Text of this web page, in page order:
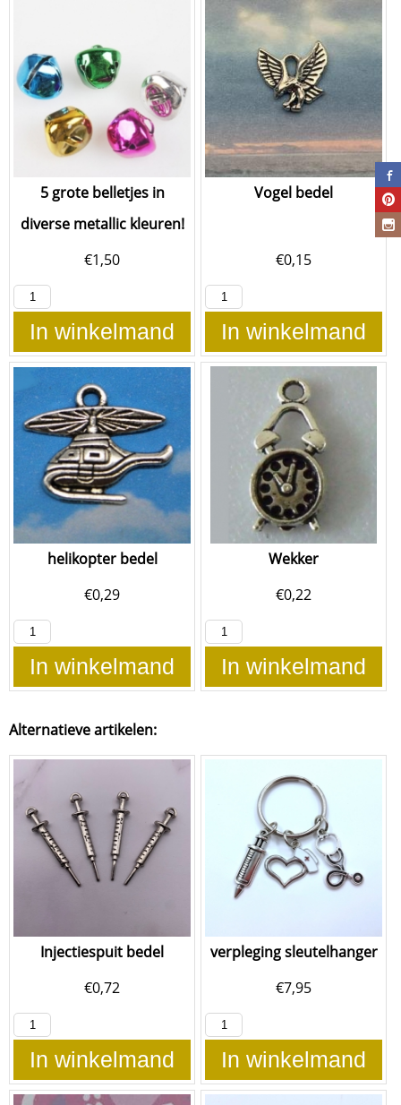
5 grote belletjes in
diverse metallic kleuren!
€1,50
In winkelmand
Vogel bedel
€0,15
In winkelmand
helikopter bedel
€0,29
In winkelmand
Wekker
€0,22
In winkelmand
Alternatieve artikelen:
Injectiespuit bedel
€0,72
In winkelmand
verpleging sleutelhanger
€7,95
In winkelmand